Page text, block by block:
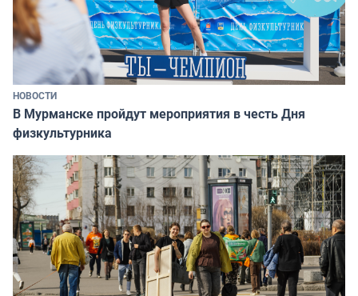
НОВОСТИ
В Мурманске пройдут мероприятия в честь Дня
физкультурника